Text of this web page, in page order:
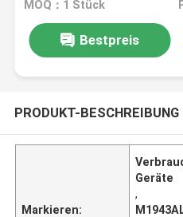
MOQ：1 Stück
Bestpreis
PRODUKT-BESCHREIBUNG
Markieren:
Geräte
,